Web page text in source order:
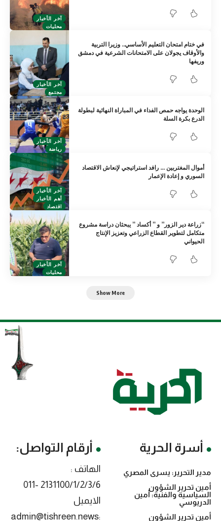
آخر الأخبار
محليات
آخر الأخبار
مجتمع
في ختام امتحان التعليم الأساسي.. وزيرا التربية
والأوقاف يجولان على الامتحانات الشرعية في دمشق
وريفها
آخر الأخبار
رياضة
الوحدة يواجه حمص الفداء في المباراة النهائية لبطولة
الدرع بكرة السلة
آخر الأخبار
أهم الأخبار
اقتصاد
أموال المغتربين … رافد استراتيجي لإنعاش الاقتصاد
السوري و إعادة الإعمار
آخر الأخبار
محليات
“زراعة دير الزور” و ” أكساد ” يبحثان دراسة مشروع
متكامل لتطوير القطاع الزراعي وتعزيز الإنتاج
الحيواني
Show More
أسرة الحرية
مدير التحرير: يسرى المصري
أمين تحرير الشؤون
السياسية والفنية: أمين
الدريوسي
أمين تحرير الشؤون
أرقام التواصل:
الهاتف :
2131100/1/2/3/6 -011
الايميل
:admin@tishreen.news